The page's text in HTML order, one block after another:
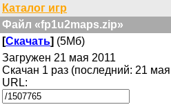
Каталог игр
Файл «fp1u2maps.zip»
[Скачать] (5Мб)
Загружен 21 мая 2011
Скачан 1 раз (последний: 21
URL: